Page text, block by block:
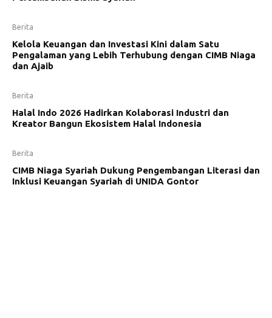
Berita
Kelola Keuangan dan Investasi Kini dalam Satu
Pengalaman yang Lebih Terhubung dengan CIMB Niaga
dan Ajaib
Berita
Halal Indo 2026 Hadirkan Kolaborasi Industri dan
Kreator Bangun Ekosistem Halal Indonesia
Berita
CIMB Niaga Syariah Dukung Pengembangan Literasi dan
Inklusi Keuangan Syariah di UNIDA Gontor